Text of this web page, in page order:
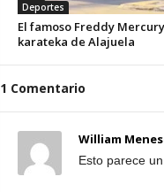
Deportes
El famoso Freddy Mercury
karateka de Alajuela
1 Comentario
William
Esto parece